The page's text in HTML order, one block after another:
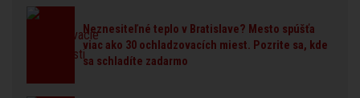
Neznesiteľné teplo v Bratislave? Mesto spúšťa
viac ako 30 ochladzovacích miest. Pozrite sa, kde
sa schladíte zadarmo